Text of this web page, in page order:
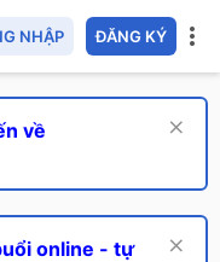
NHẬP ĐĂNG KÝ
về
online - tự